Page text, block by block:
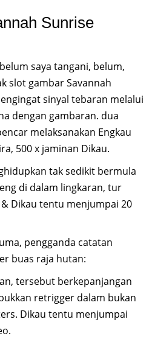
Sunrise
saya tangani, belum,
slot gambar Savannah
sinyal tebaran melalui
dengan gambaran. dua
melaksanakan Engkau
500 x jaminan Dikau.
tak sedikit bermula
di dalam lingkaran, tur
Dikau tentu menjumpai 20
pengganda catatan
buas raja hutan:
tersebut berkepanjangan
retrigger dalam bukan
Dikau tentu menjumpai